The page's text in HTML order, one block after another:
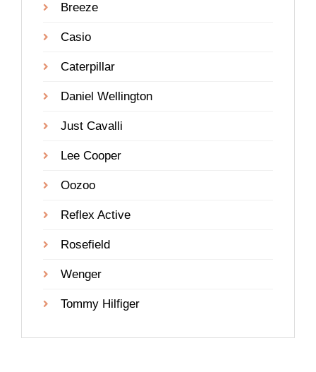
Breeze
Casio
Caterpillar
Daniel Wellington
Just Cavalli
Lee Cooper
Oozoo
Reflex Active
Rosefield
Wenger
Tommy Hilfiger